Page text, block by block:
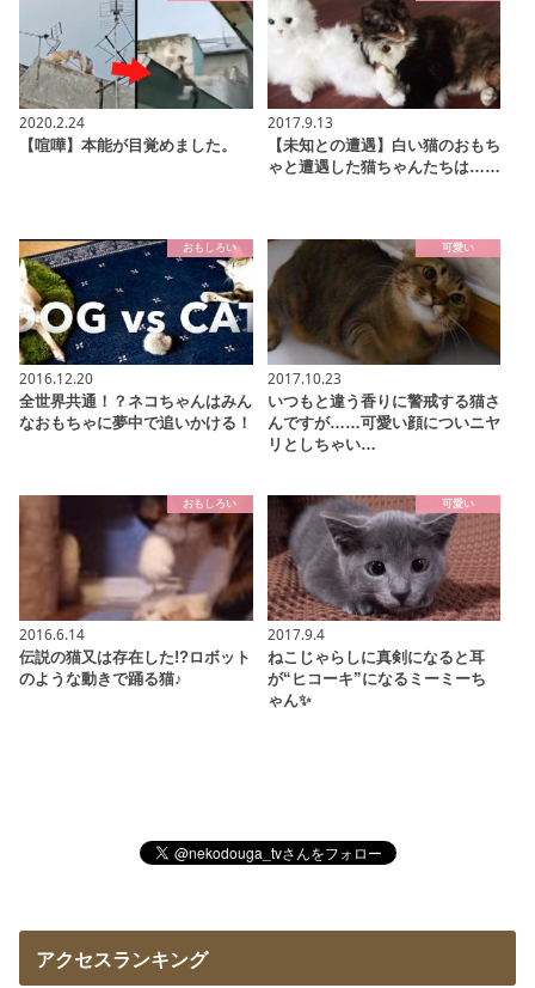
2020.2.24
【喧嘩】本能が目覚めました。
2017.9.13
【未知との遭遇】白い猫のおもち
ゃと遭遇した猫ちゃんたちは……
おもしろい
2016.12.20
全世界共通！？ネコちゃんはみん
なおもちゃに夢中で追いかける！
可愛い
2017.10.23
いつもと違う香りに警戒する猫さ
んですが……可愛い顔についニヤ
リとしちゃい…
おもしろい
2016.6.14
伝説の猫又は存在した!?ロボット
のような動きで踊る猫♪
可愛い
2017.9.4
ねこじゃらしに真剣になると耳
が“ヒコーキ”になるミーミーち
ゃん✨
アクセスランキング